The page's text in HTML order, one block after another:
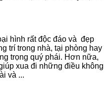
hình rất độc đáo và đẹp
trí trong nhà, tại phòng hay
trọng quý phái. Hơn nữa,
xua đi những điều không
và ...